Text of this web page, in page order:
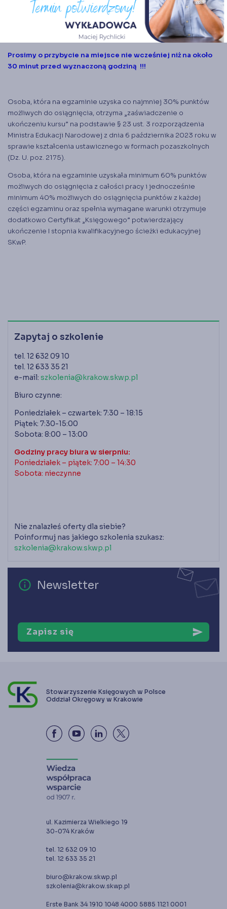
Wzory sprawozdań finansowych 2025
Informacje o egzaminie I stopień
Prosimy o przybycie na miejsce nie wcześniej niż na około
30 minut przed wyznaczoną godziną !!!
Osoba, która na egzaminie uzyska co najmniej 30% punktów
możliwych do osiągnięcia, otrzyma „zaświadczenie o
ukończeniu kursu” na podstawie § 23 ust. 3 rozporządzenia
Ministra Edukacji Narodowej z dnia 6 października 2023 roku w
sprawie kształcenia ustawicznego w formach pozaszkolnych
(Dz. U. poz. 2175).
Osoba, która na egzaminie uzyskała minimum 60% punktów
możliwych do osiągnięcia z całości pracy i jednocześnie
minimum 40% możliwych do osiągnięcia punktów z każdej
części egzaminu oraz spełnia wymagane warunki otrzymuje
dodatkowo Certyfikat „Księgowego” potwierdzający
ukończenie I stopnia kwalifikacyjnego ścieżki edukacyjnej
SKwP.
Zapytaj o szkolenie
tel. 12 632 09 10
tel. 12 633 35 21
e-mail: szkolenia@krakow.skwp.pl
Biuro czynne:
Poniedziałek – czwartek: 7:30 – 18:15
Piątek: 7:30-15:00
Sobota: 8:00 – 13:00
Godziny pracy biura w sierpniu:
Poniedziałek – piątek: 7:00 – 14:30
Sobota: nieczynne
Nie znalazłeś oferty dla siebie?
Poinformuj nas jakiego szkolenia szukasz:
szkolenia@krakow.skwp.pl
error_outline Newsletter
Zapisz się send
Stowarzyszenie Księgowych w Polsce
Oddział Okręgowy w Krakowie
ul. Kazimierza Wielkiego 19
30-074 Kraków
tel. 12 632 09 10
tel. 12 633 35 21
biuro@krakow.skwp.pl
szkolenia@krakow.skwp.pl
Erste Bank 34 1910 1048 4000 5885 1121 0001